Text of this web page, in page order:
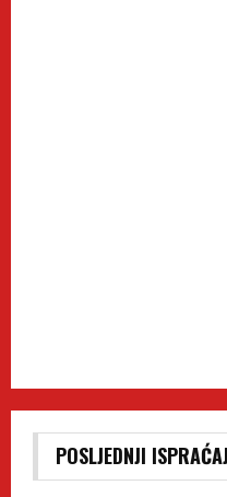
POSLJEDNJI